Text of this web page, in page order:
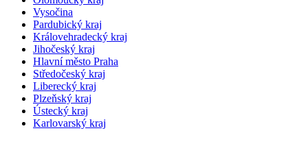
Vysočina
Pardubický kraj
Královehradecký kraj
Jihočeský kraj
Hlavní město Praha
Středočeský kraj
Liberecký kraj
Plzeňský kraj
Ústecký kraj
Karlovarský kraj